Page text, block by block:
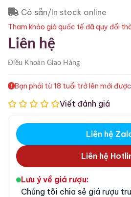
Có sẵn/In stock online
Tham khảo giá quốc tế đã quy đổi
Liên hệ
Điều KhoảnGiao Hàng
Bạn phải từ 18 tuổi trở lên mới
Viết đánh giá
Liên hệ
Liên hệ
Lưu ý về giá rượu:
Chúng tôi chia sẻ giá rượu